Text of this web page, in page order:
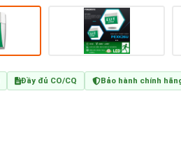
Đầy đủ CO/CQ Bảo hành chính